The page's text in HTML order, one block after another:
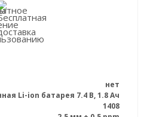
нет
Li-ion батарея 7.4 В, 1.8 Ач
1408